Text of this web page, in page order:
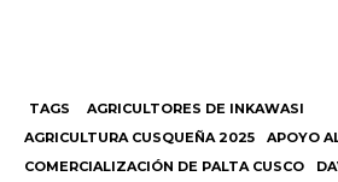
TAGS
AGRICULTORES DE INKAWASI
AGRICULTURA CUSQUEÑA 2025
APOYO
COMERCIALIZACIÓN DE PALTA CUSCO